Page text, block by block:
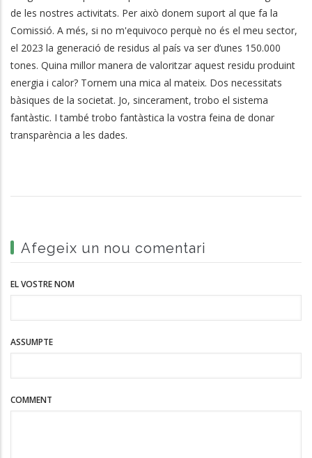
de les nostres activitats. Per això donem suport al que fa la
Comissió. A més, si no m'equivoco perquè no és el meu sector,
el 2023 la generació de residus al país va ser d’unes 150.000
tones. Quina millor manera de valoritzar aquest residu produint
energia i calor? Tornem una mica al mateix. Dos necessitats
bàsiques de la societat. Jo, sincerament, trobo el sistema
fantàstic. I també trobo fantàstica la vostra feina de donar
transparència a les dades.
Afegeix un nou comentari
EL VOSTRE NOM
ASSUMPTE
COMMENT